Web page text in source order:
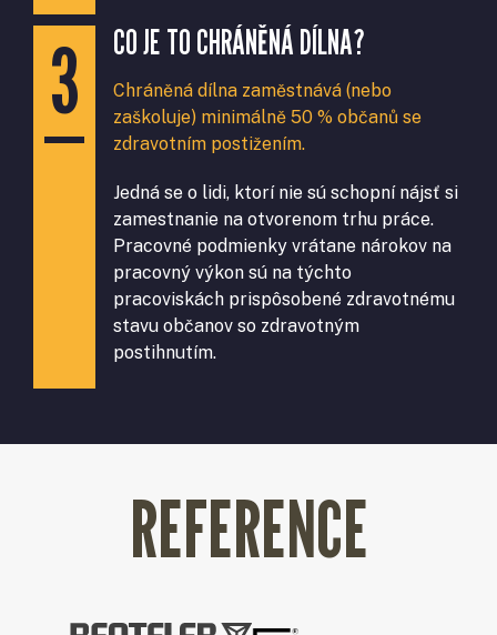
CO JE TO CHRÁNĚNÁ DÍLNA?
Chráněná dílna zaměstnává (nebo
zaškoluje) minimálně 50 % občanů se
zdravotním postižením.
Jedná se o lidi, ktorí nie sú schopní nájsť si
zamestnanie na otvorenom trhu práce.
Pracovné podmienky vrátane nárokov na
pracovný výkon sú na týchto
pracoviskách prispôsobené zdravotnému
stavu občanov so zdravotným
postihnutím.
REFERENCE